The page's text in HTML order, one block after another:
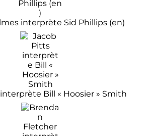
interprète Sid Phillips (en)
Bill « Hoosier » Smith